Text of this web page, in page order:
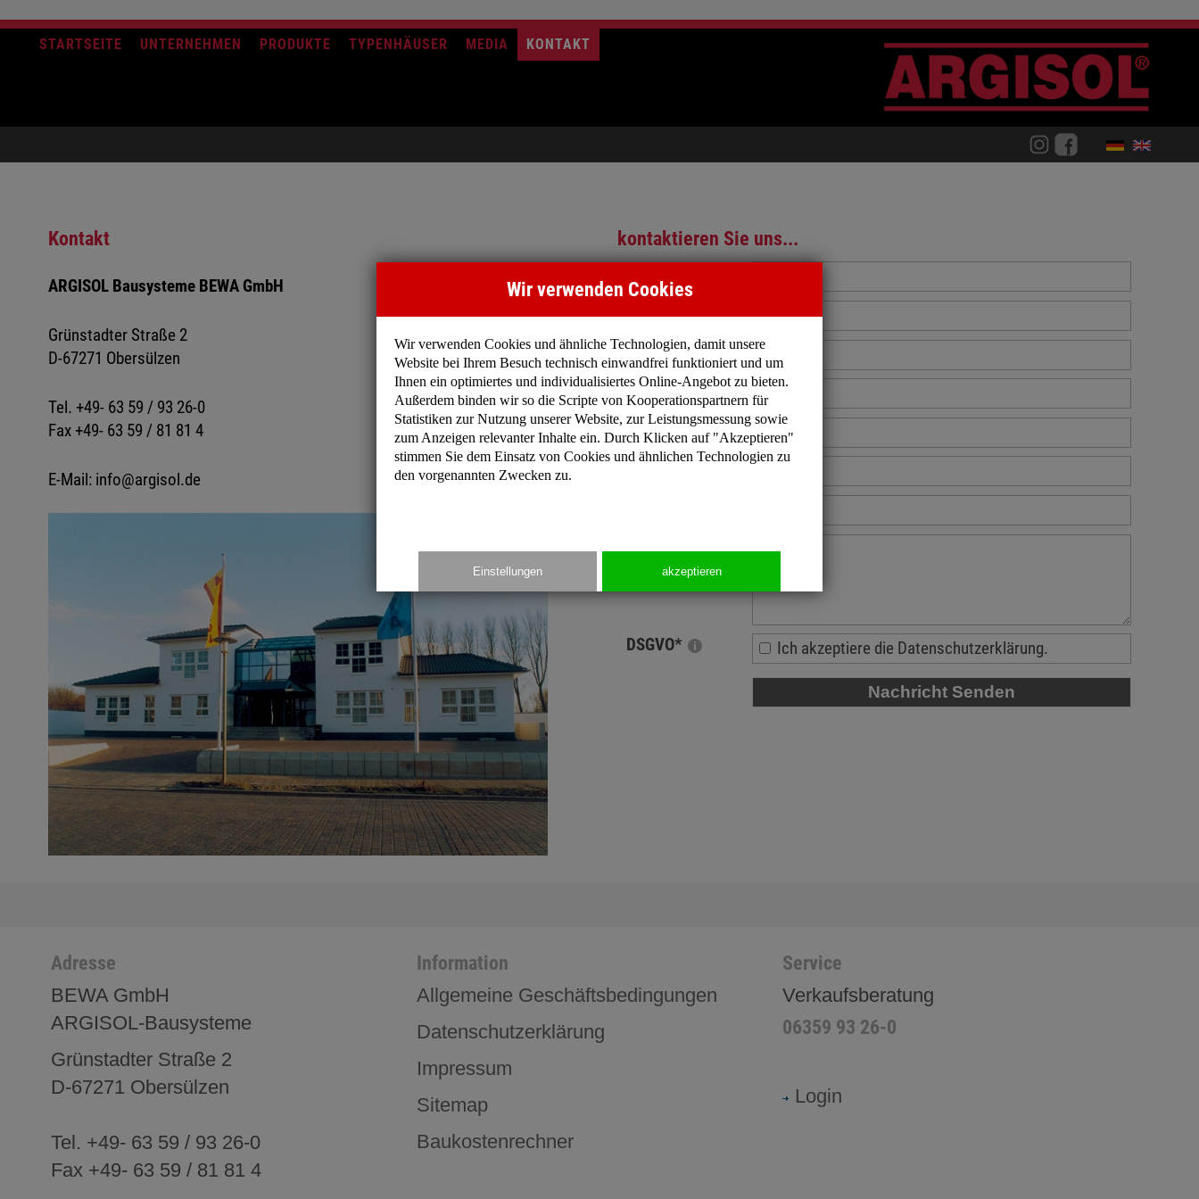
STARTSEITE UNTERNEHMEN PRODUKTE TYPENHÄUSER MEDIA KONTAKT
Kontakt
ARGISOL Bausysteme BEWA GmbH
Grünstadter Straße 2
D-67271 Obersülzen
Tel. +49- 63 59 / 93 26-0
Fax +49- 63 59 / 81 81 4
E-Mail: info@argisol.de
kontaktieren Sie uns...
Name*
Straße, Nr.*
Ort*
PLZ
Telefon*
DSGVO* Ich akzeptiere die Datenschutzerklärung.
Adresse
BEWA GmbH
ARGISOL-Bausysteme
Grünstadter Straße 2
D-67271 Obersülzen
Tel. +49- 63 59 / 93 26-0
Fax +49- 63 59 / 81 81 4
Information
Allgemeine Geschäftsbedingungen
Datenschutzerklärung
Impressum
Sitemap
Baukostenrechner
Service
Verkaufsberatung
06359 93 26-0
Login
Wir verwenden Cookies
Wir verwenden Cookies und ähnliche Technologien, damit unsere
Website bei Ihrem Besuch technisch einwandfrei funktioniert und um
Ihnen ein optimiertes und individualisiertes Online-Angebot zu bieten.
Außerdem binden wir so die Scripte von Kooperationspartnern für
Statistiken zur Nutzung unserer Website, zur Leistungsmessung sowie
zum Anzeigen relevanter Inhalte ein. Durch Klicken auf "Akzeptieren"
stimmen Sie dem Einsatz von Cookies und ähnlichen Technologien zu
den vorgenannten Zwecken zu.
Einstellungen akzeptieren